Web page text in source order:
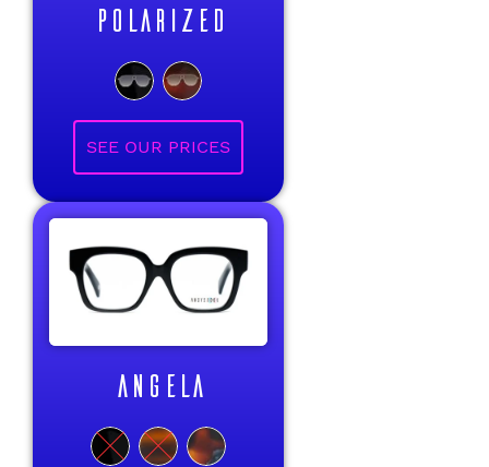
POLARIZED
ANGELA